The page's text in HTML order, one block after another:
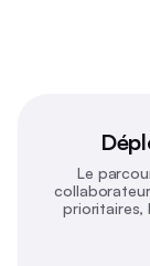
Le
prioritaires,